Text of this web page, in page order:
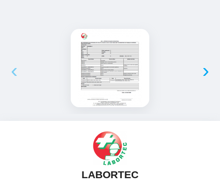
‹ ›
LABORTEC